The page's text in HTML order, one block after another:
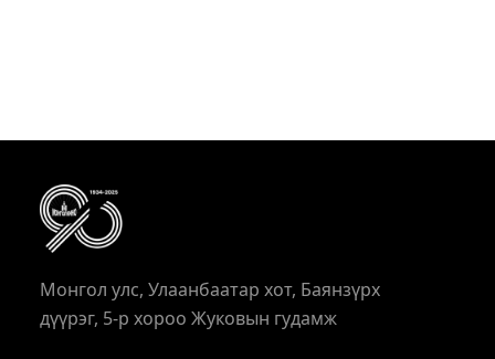
Монгол улс, Улаанбаатар хот, Баянзүрх
дүүрэг, 5-р хороо Жуковын гудамж